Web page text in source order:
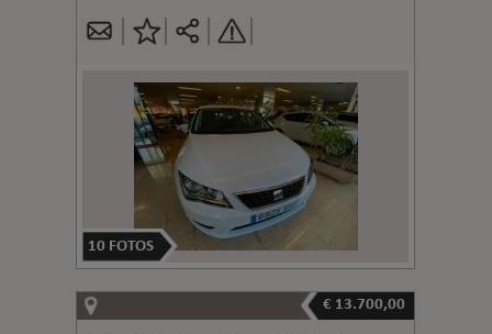
10 FOTOS
€ 13.700,00